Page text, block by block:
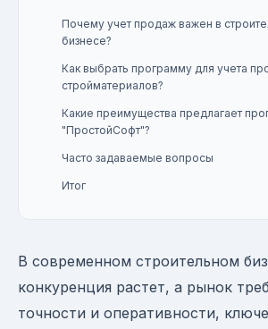
Почему учет продаж важен в
бизнесе?
Как выбрать программу для учета
стройматериалов?
Какие преимущества предлагает
"ПростойСофт"?
Часто задаваемые вопросы
Итог
В современном строительном
конкуренция растет, а рынок
точности и оперативности,